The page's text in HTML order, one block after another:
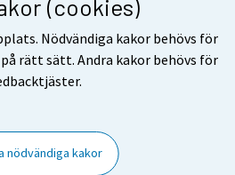
(cookies)
Nödvändiga kakor behövs för
rätt sätt. Andra kakor behövs för
nödvändiga kakor